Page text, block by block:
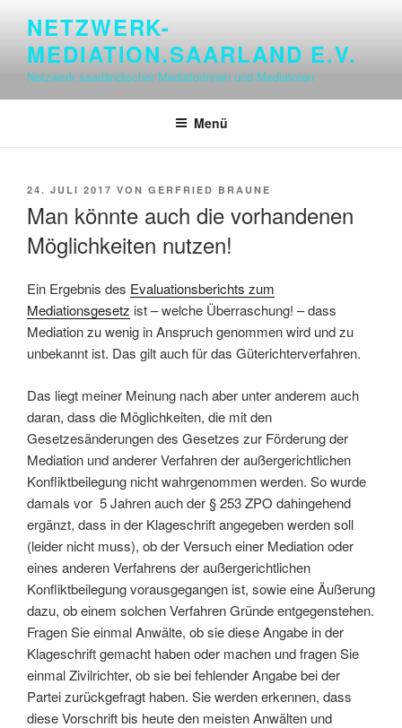
springen
NETZWERK-
MEDIATION.SAARLAND E.V.
Netzwerk saarländischer Mediatorinnen und Mediatoren
Menü
VERÖFFENTLICHT
24. JULI 2017 VON GERFRIED BRAUNE
Man könnte auch die vorhandenen
Möglichkeiten nutzen!
Ein Ergebnis des Evaluationsberichts zum
Mediationsgesetz ist – welche Überraschung! – dass
Mediation zu wenig in Anspruch genommen wird und zu
unbekannt ist. Das gilt auch für das Güterichterverfahren.
Das liegt meiner Meinung nach aber unter anderem auch
daran, dass die Möglichkeiten, die mit den
Gesetzesänderungen des Gesetzes zur Förderung der
Mediation und anderer Verfahren der außergerichtlichen
Konfliktbeilegung nicht wahrgenommen werden. So wurde
damals vor 5 Jahren auch der § 253 ZPO dahingehend
ergänzt, dass in der Klageschrift angegeben werden soll
(leider nicht muss), ob der Versuch einer Mediation oder
eines anderen Verfahrens der außergerichtlichen
Konfliktbeilegung vorausgegangen ist, sowie eine Äußerung
dazu, ob einem solchen Verfahren Gründe entgegenstehen.
Fragen Sie einmal Anwälte, ob sie diese Angabe in der
Klageschrift gemacht haben oder machen und fragen Sie
einmal Zivilrichter, ob sie bei fehlender Angabe bei der
Partei zurückgefragt haben. Sie werden erkennen, dass
diese Vorschrift bis heute den meisten Anwälten und